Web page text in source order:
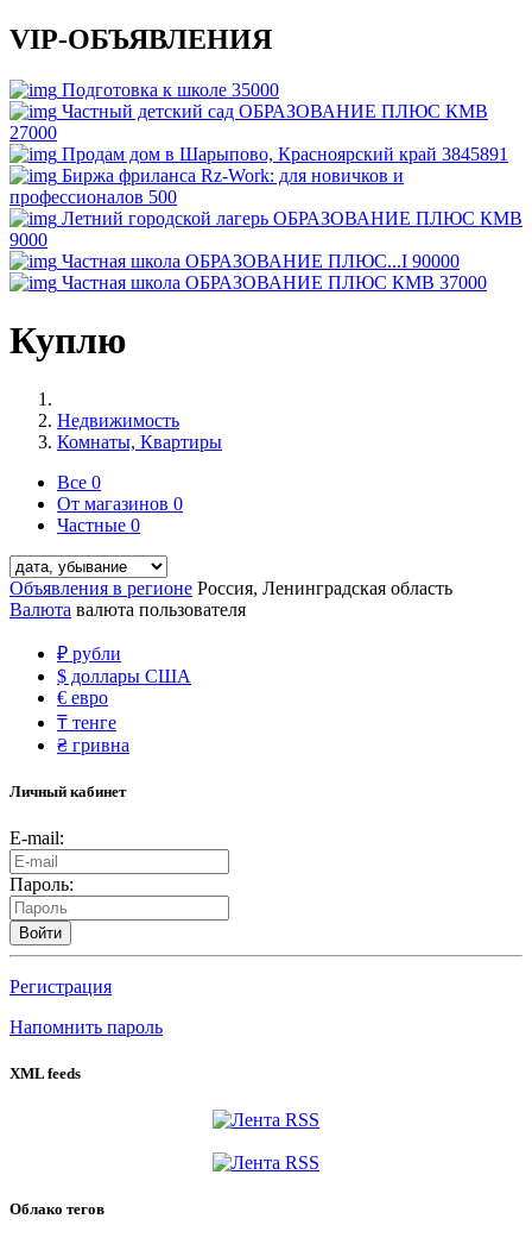
VIP-ОБЪЯВЛЕНИЯ
Подготовка к школе 35000
Частный детский сад ОБРАЗОВАНИЕ ПЛЮС КМВ
27000
Продам дом в Шарыпово, Красноярский край 3845891
Биржа фриланса Rz-Work: для новичков и
профессионалов 500
Летний городской лагерь ОБРАЗОВАНИЕ ПЛЮС КМВ
9000
Частная школа ОБРАЗОВАНИЕ ПЛЮС...I 90000
Частная школа ОБРАЗОВАНИЕ ПЛЮС КМВ 37000
Куплю
Недвижимость
Комнаты, Квартиры
Все 0
От магазинов 0
Частные 0
Объявления в регионе Россия, Ленинградская область
Валюта валюта пользователя
₽ рубли
$ доллары США
€ евро
₸ тенге
₴ гривна
Личный кабинет
E-mail:
Пароль:
Войти
Регистрация
Напомнить пароль
XML feeds
Облако тегов